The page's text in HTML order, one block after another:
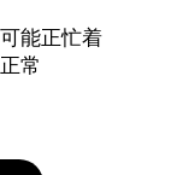
能正忙着
常